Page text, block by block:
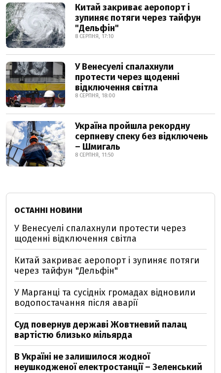
Китай закриває аеропорт і
зупиняє потяги через тайфун
"Дельфін"
8 СЕРПНЯ, 17:10
У Венесуелі спалахнули
протести через щоденні
відключення світла
8 СЕРПНЯ, 18:00
Україна пройшла рекордну
серпневу спеку без відключень
– Шмигаль
8 СЕРПНЯ, 11:50
ОСТАННІ НОВИНИ
У Венесуелі спалахнули протести через
щоденні відключення світла
Китай закриває аеропорт і зупиняє потяги
через тайфун "Дельфін"
У Марганці та сусідніх громадах відновили
водопостачання після аварії
Суд повернув державі Жовтневий палац
вартістю близько мільярда
В Україні не залишилося жодної
неушкодженої електростанції – Зеленський